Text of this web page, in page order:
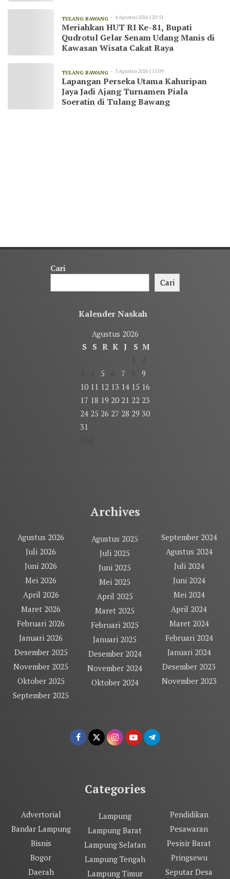
TULANG BAWANG 4 Agustus 2026 | 20:51
Meriahkan HUT RI Ke-81, Bupati
Qudrotul Gelar Senam Udang Manis di
Kawasan Wisata Cakat Raya
TULANG BAWANG 3 Agustus 2026 | 13:09
Lapangan Perseka Utama Kahuripan
Jaya Jadi Ajang Turnamen Piala
Soeratin di Tulang Bawang
Cari
Cari
Kalender Naskah
Agustus 2026
S
S R K J S M
5 7
9
10 11 12 13 14 15 16
17 18 19 20 21 22 23
24 25 26 27 28 29 30
31
Archives
Agustus 2026
Juli 2026
Juni 2026
Mei 2026
April 2026
Maret 2026
Februari 2026
Januari 2026
Desember 2025
November 2025
Oktober 2025
September 2025
Agustus 2025
Juli 2025
Juni 2025
Mei 2025
April 2025
Maret 2025
Februari 2025
Januari 2025
Desember 2024
November 2024
Oktober 2024
September 2024
Agustus 2024
Juli 2024
Juni 2024
Mei 2024
April 2024
Maret 2024
Februari 2024
Januari 2024
Desember 2023
November 2023
Categories
Advertorial
Bandar Lampung
Bisnis
Bogor
Daerah
Lampung
Lampung Barat
Lampung Selatan
Lampung Tengah
Lampung Timur
Pendidikan
Pesawaran
Pesisir Barat
Pringsewu
Seputar Desa